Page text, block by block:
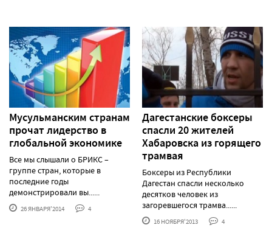
Мусульманским странам
прочат лидерство в
глобальной экономике
Все мы слышали о БРИКС –
группе стран, которые в
последние годы
демонстрировали вы......
26 ЯНВАРЯ'2014 4
Дагестанские боксеры
спасли 20 жителей
Хабаровска из горящего
трамвая
Боксеры из Республики
Дагестан спасли несколько
десятков человек из
загоревшегося трамва......
16 НОЯБРЯ'2013 4